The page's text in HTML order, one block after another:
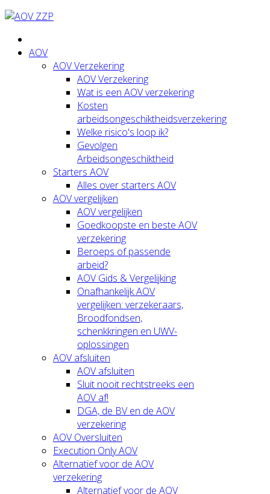
AOV
AOV Verzekering
AOV Verzekering
Wat is een AOV verzekering
Kosten
arbeidsongeschiktheidsverzekering
Welke risico's loop ik?
Gevolgen
Arbeidsongeschiktheid
Starters AOV
Alles over starters AOV
AOV vergelijken
AOV vergelijken
Goedkoopste en beste AOV
verzekering
Beroeps of passende
arbeid?
AOV Gids & Vergelijking
Onafhankelijk AOV
vergelijken: verzekeraars,
Broodfondsen,
schenkkringen en UWV-
oplossingen
AOV afsluiten
AOV afsluiten
Sluit nooit rechtstreeks een
AOV af!
DGA, de BV en de AOV
verzekering
AOV Oversluiten
Execution Only AOV
Alternatief voor de AOV
verzekering
Alternatief voor de AOV